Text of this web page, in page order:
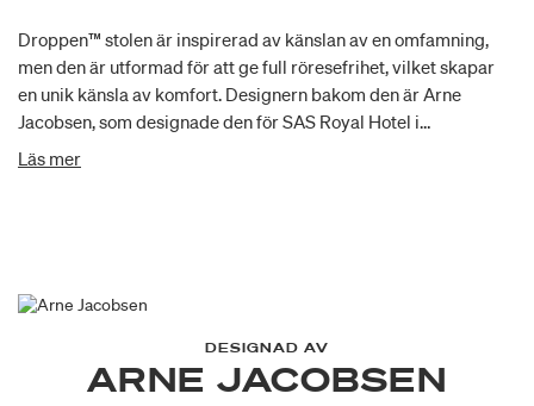
Droppen™ stolen är inspirerad av känslan av en omfamning,
men den är utformad för att ge full röresefrihet, vilket skapar
en unik känsla av komfort. Designern bakom den är Arne
Jacobsen, som designade den för SAS Royal Hotel i
Köpenhamn.
Läs mer
DESIGNAD AV
ARNE JACOBSEN